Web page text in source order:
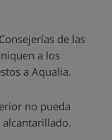
de las
a los
a Aqualia.
no pueda
alcantarillado.